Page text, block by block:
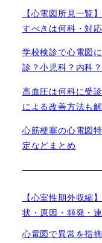
【心電図所見一覧
すべきは何科・対
学校検診で心電図
診？小児科？内科？
高血圧は何科に受
による改善方法も
心筋梗塞の心電図
定などまとめ
【心室性期外収縮
状・原因・頻発・
心電図で異常を指